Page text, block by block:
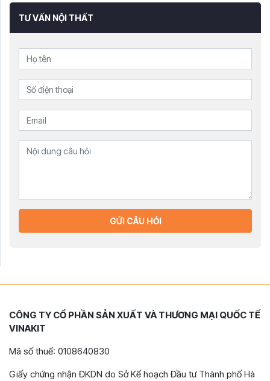
TƯ VẤN NỘI THẤT
GỬI CÂU HỎI
CÔNG TY CỔ PHẦN SẢN XUẤT VÀ THƯƠNG MẠI QUỐC TẾ
VINAKIT
Mã số thuế: 0108640830
Giấy chứng nhận ĐKDN do Sở Kế hoạch Đầu tư Thành phố Hà